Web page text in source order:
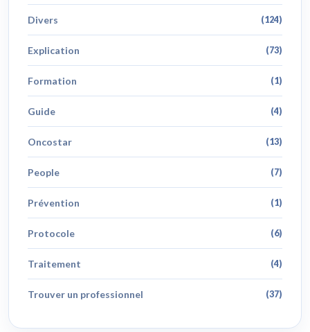
Divers (124)
Explication (73)
Formation (1)
Guide (4)
Oncostar (13)
People (7)
Prévention (1)
Protocole (6)
Traitement (4)
Trouver un professionnel (37)